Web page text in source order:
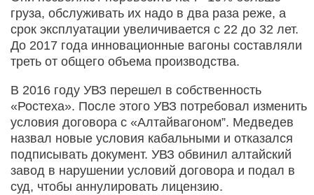
груза, обслуживать их надо в два раза реже, а
срок эксплуатации увеличивается с 22 до 32 лет.
До 2017 года инновационные вагоны составляли
треть от общего объема производства.
В 2016 году УВЗ перешел в собственность
«Ростеха». После этого УВЗ потребовал изменить
условия договора с «Алтайвагоном”. Медведев
назвал новые условия кабальными и отказался
подписывать документ. УВЗ обвинил алтайский
завод в нарушении условий договора и подал в
суд, чтобы аннулировать лицензию.